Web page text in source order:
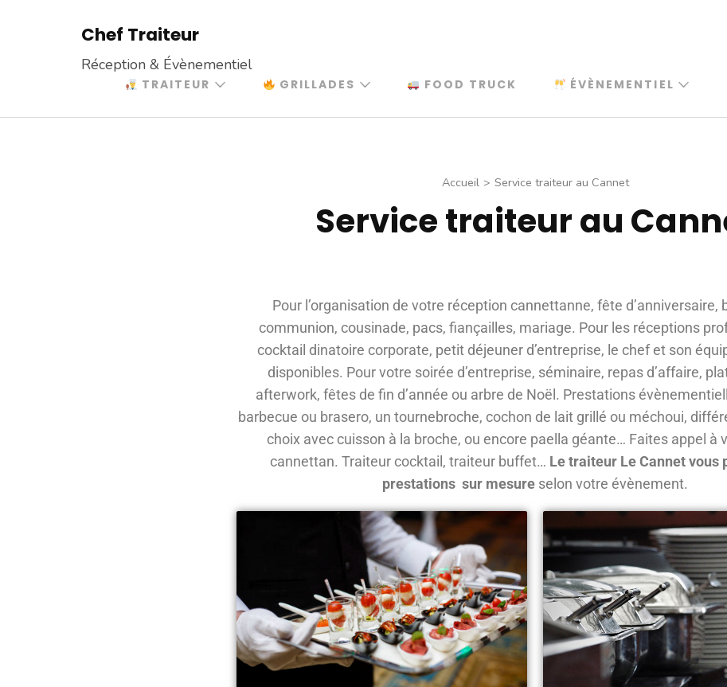
Chef Traiteur
Réception & Évènementiel
TRAITEUR GRILLADES FOOD TRUCK ÉVÈNEMENTIEL
Accueil > Service traiteur au Cannet
Service traiteur au
Pour l’organisation de votre réception cannettanne, fête d’anniversaire,
communion, cousinade, pacs, fiançailles, mariage. Pour les réceptions
cocktail dinatoire corporate, petit déjeuner d’entreprise, le chef et son
disponibles. Pour votre soirée d’entreprise, séminaire, repas d’affaire,
afterwork, fêtes de fin d’année ou arbre de Noël. Prestations
barbecue ou brasero, un tournebroche, cochon de lait grillé ou méchoui,
choix avec cuisson à la broche, ou encore paella géante… Faites appel à
cannettan. Traiteur cocktail, traiteur buffet… Le traiteur Le Cannet vous
prestations sur mesureselon votre évènement.